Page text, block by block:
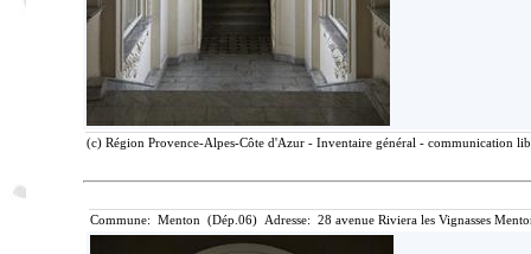
(c) Région Provence-Alpes-Côte d'Azur - Inventaire général - communication
Commune: Menton (Dép.06) Adresse: 28 avenue Riviera les Vignasses